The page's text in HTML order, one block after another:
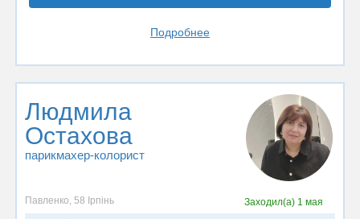
Подробнее
Людмила
Остахова
парикмахер-колорист
Павленко, 58 Ірпінь Заходил(а) 1 мая